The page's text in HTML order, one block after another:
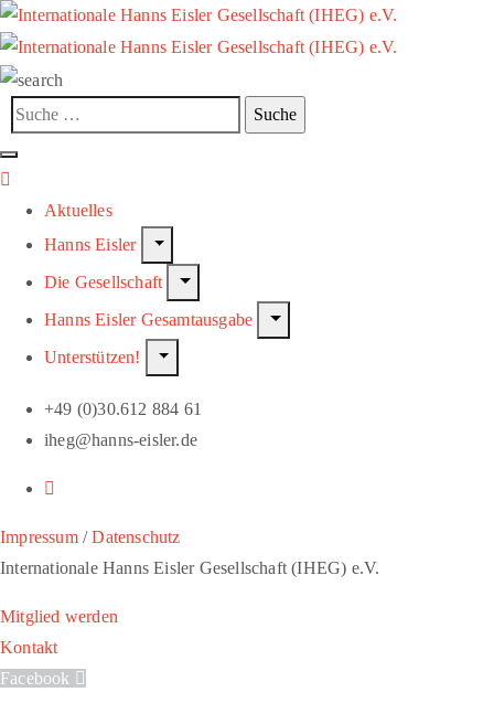
Aktuelles
Hanns Eisler
Die Gesellschaft
Hanns Eisler Gesamtausgabe
Unterstützen!
+49 (0)30.612 884 61
iheg@hanns-eisler.de
Impressum/Datenschutz
Internationale Hanns Eisler Gesellschaft (IHEG) e.V.
Mitglied werden
Kontakt
Facebook